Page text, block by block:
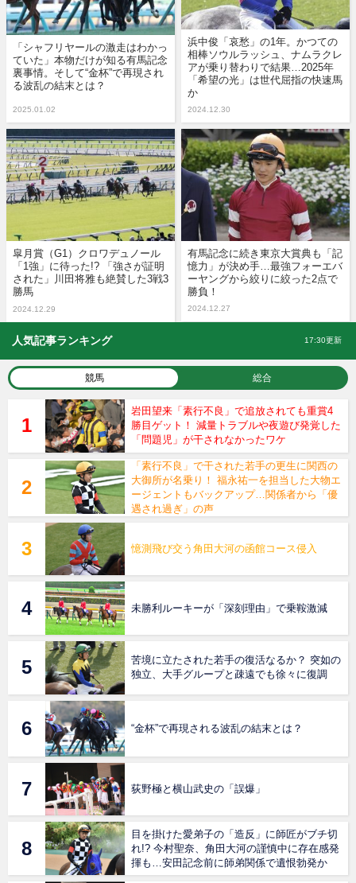
「シャフリヤールの激走はわかっ
ていた」本物だけが知る有馬記念
裏事情。そして“金杯”で再現され
る波乱の結末とは？
2025.01.02
浜中俊「哀愁」の1年。かつての
相棒ソウルラッシュ、ナムラクレ
アが乗り替わりで結果…2025年
「希望の光」は世代屈指の快速馬
か
2024.12.30
皐月賞（G1）クロワデュノール
「1強」に待った!? 「強さが証明
された」川田将雅も絶賛した3戦3
勝馬
2024.12.29
有馬記念に続き東京大賞典も「記
憶力」が決め手…最強フォーエバ
ーヤングから絞りに絞った2点で
勝負！
2024.12.27
人気記事ランキング 17:30更新
競馬 総合
岩田望来「素行不良」で追放されても重賞4
勝目ゲット！ 減量トラブルや夜遊び発覚した
「問題児」が干されなかったワケ
「素行不良」で干された若手の更生に関西の
大御所が名乗り！ 福永祐一を担当した大物エ
ージェントもバックアップ…関係者から「優
遇され過ぎ」の声
憶測飛び交う角田大河の函館コース侵入
未勝利ルーキーが「深刻理由」で乗鞍激減
苦境に立たされた若手の復活なるか？ 突如の
独立、大手グループと疎遠でも徐々に復調
“金杯”で再現される波乱の結末とは？
荻野極と横山武史の「誤爆」
目を掛けた愛弟子の「造反」に師匠がブチ切
れ!? 今村聖奈、角田大河の謹慎中に存在感発
揮も…安田記念前に師弟関係で遺恨勃発か